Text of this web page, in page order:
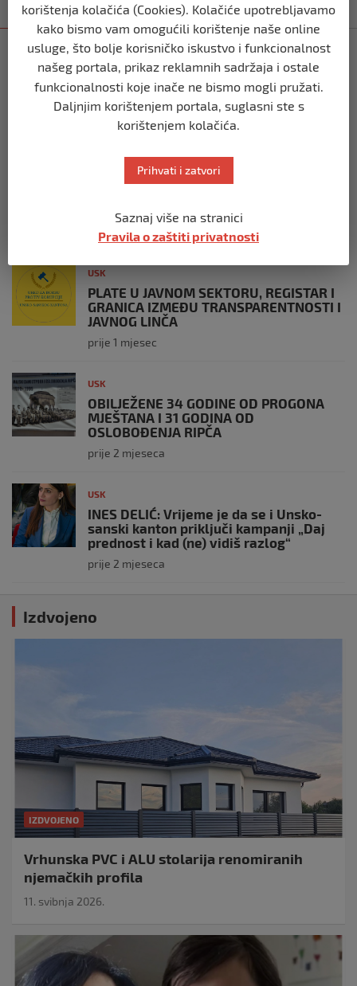
Kategorija Najnovije Najčitanije
USK
KOLIKO LI JE SVJETOVA UBIJENO U
SREBRENICI, VIŠEGRADU, BILJANIMA,
PRIJEDORU, KOZARCU?
prije 3 tjedna
ČLANOVI GO SDA BIHAĆ PRISUSTVOVALI
U BILJANIMA
prije 4 tjedna
USK
PLATE U JAVNOM SEKTORU, REGISTAR I
GRANICA IZMEĐU TRANSPARENTNOSTI I
JAVNOG LINČA
prije 1 mjesec
USK
OBILJEŽENE 34 GODINE OD PROGONA
MJEŠTANA I 31 GODINA OD
OSLOBOĐENJA RIPČA
prije 2 mjeseca
USK
INES DELIĆ: Vrijeme je da se i Unsko-
sanski kanton priključi kampanji „Daj
prednost i kad (ne) vidiš razlog“
prije 2 mjeseca
Izdvojeno
IZDVOJENO
Vrhunska PVC i ALU stolarija renomiranih
njemačkih profila
11. svibnja 2026.
korištenja kolačića (Cookies). Kolačiće upotrebljavamo
kako bismo vam omogućili korištenje naše online
usluge, što bolje korisničko iskustvo i funkcionalnost
našeg portala, prikaz reklamnih sadržaja i ostale
funkcionalnosti koje inače ne bismo mogli pružati.
Daljnjim korištenjem portala, suglasni ste s
korištenjem kolačića.
Prihvati i zatvori
Saznaj više na stranici
Pravila o zaštiti privatnosti